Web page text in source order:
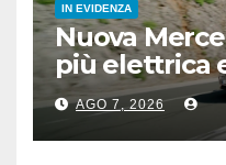
IN EVIDENZA
Nuova
più elettrica
AGO 7, 2026